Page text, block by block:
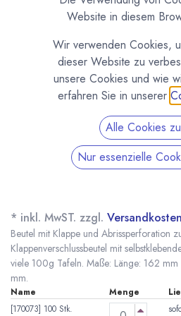
Klappenverschlussbeutel für
* inkl. MwST. zzgl. Versandkosten
Beutel mit Klappe und Abrissperforation
Klappenverschlussbeutel mit
viele 100g Tafeln. Maße: Länge: 162
mm.
Name Menge
[170073] 100 Stk.
Website in diesem
Wir verwenden Cookies,
dieser Website zu
unsere Cookies und wie
erfahren Sie in unserer
Alle Cookies
Nur essenzielle